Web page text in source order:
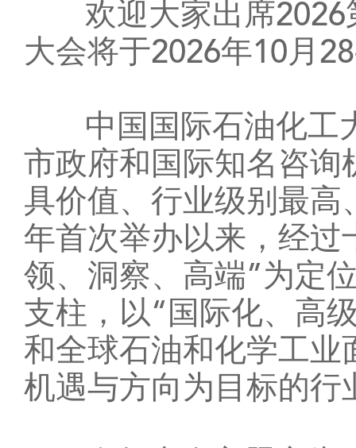
欢迎大家出席2026
大会将于2026年10月
中国国际石油化工大
市政府和国际知名咨
具价值、行业级别最高
年首次举办以来，经过
领、洞察、高端”为定
支柱，以“国际化、高
和全球石油和化学工业
机遇与方向为目标的行